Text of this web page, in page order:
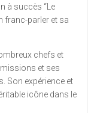
à succès “Le
franc-parler et sa
chefs et
et ses
Son expérience et
icône dans le